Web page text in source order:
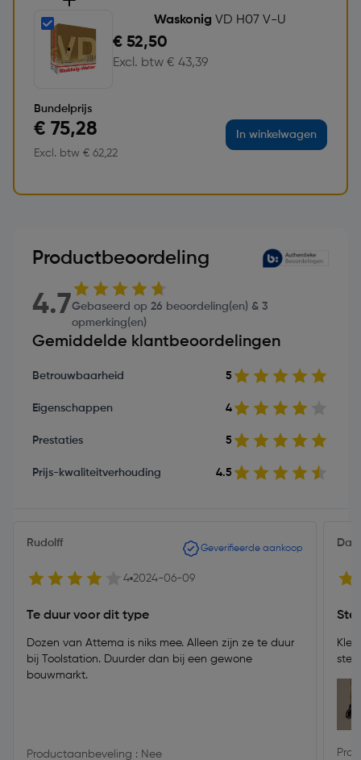
Waskonig VD H07 V-U
€ 52,50
Excl. btw € 43,39
Bundelprijs
€ 75,28
Excl. btw € 62,22
In winkelwagen
Productbeoordeling
4.7Gebaseerd op 26 beoordeling(en) & 3
opmerking(en)
Gemiddelde klantbeoordelingen
Betrouwbaarheid 5
Eigenschappen 4
Prestaties 5
Prijs-kwaliteitverhouding 4.5
Rudolff Geverifieerde aankoop
4 2024-06-09
Te duur voor dit type
Dozen van Attema is niks mee. Alleen zijn ze te duur
bij Toolstation. Duurder dan bij een gewone
bouwmarkt.
Productaanbeveling : Nee